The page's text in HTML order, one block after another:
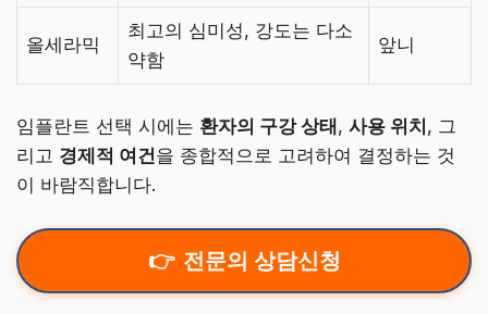
올세라믹
최고의 심미성, 강도는 다소
약함
앞니
임플란트 선택 시에는 환자의 구강 상태 , 사용 위치 , 그
리고 경제적 여건을 종합적으로 고려하여 결정하는 것
이 바람직합니다.
전문의 상담신청